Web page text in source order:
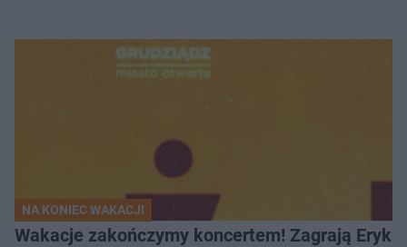
NA KONIEC WAKACJI
Wakacje zakończymy koncertem! Zagrają Eryk